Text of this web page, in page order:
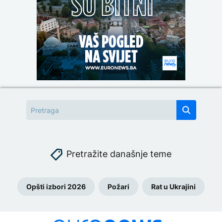
Pretražite današnje teme
Opšti izbori 2026 Požari Rat u Ukrajini